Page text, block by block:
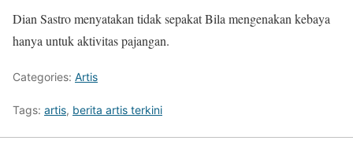
Dian Sastro menyatakan tidak sepakat Bila mengenakan kebaya
hanya untuk aktivitas pajangan.
Categories: Artis
Tags: artis, berita artis terkini